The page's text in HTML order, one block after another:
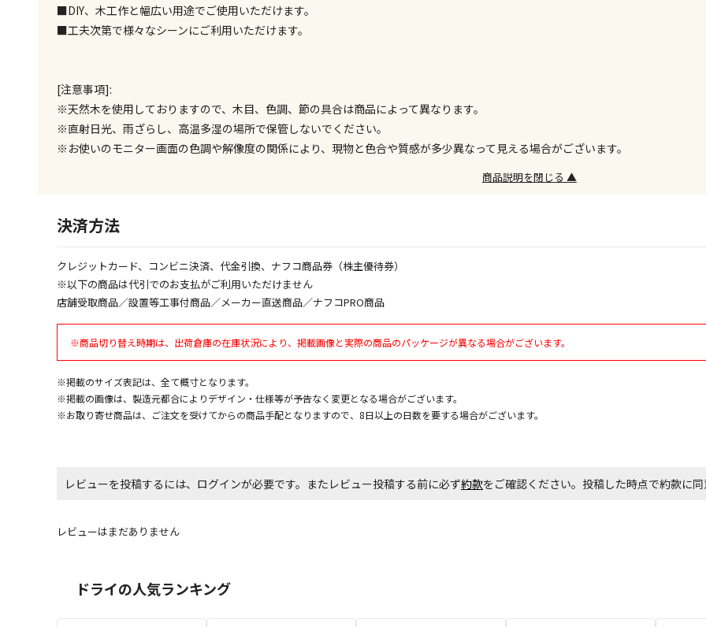
■DIY、木工作と幅広い用途でご使用いただけます。
■工夫次第で様々なシーンにご利用いただけます。
[注意事項]:
※天然木を使用しておりますので、木目、色調、節の具合は商品によって異なります。
※直射日光、雨ざらし、高温多湿の場所で保管しないでください。
※お使いのモニター画面の色調や解像度の関係により、現物と色合や質感が多少異なって見える場合がございます。
商品説明を閉じる ▲
決済方法
クレジットカード、コンビニ決済、代金引換、ナフコ商品券（株主優待券）
※以下の商品は代引でのお支払がご利用いただけません
店舗受取商品／設置等工事付商品／メーカー直送商品／ナフコPRO商品
※商品切り替え時期は、出荷倉庫の在庫状況により、掲載画像と実際の商品のパッケージが異なる場合がございます。
※掲載のサイズ表記は、全て概寸となります。
※掲載の画像は、製造元都合によりデザイン・仕様等が予告なく変更となる場合がございます。
※お取り寄せ商品は、ご注文を受けてからの商品手配となりますので、8日以上の日数を要する場合がございます。
レビューを投稿するには、ログインが必要です。またレビュー投稿する前に必ず約款をご確認ください。投稿した時点で約款
レビューはまだありません
ドライの人気ランキング